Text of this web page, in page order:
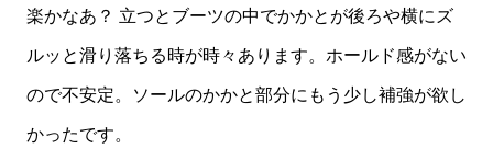
楽かなあ？ 立つとブーツの中でかかとが後ろや横にズ
ルッと滑り落ちる時が時々あります。ホールド感がない
ので不安定。ソールのかかと部分にもう少し補強が欲し
かったです。